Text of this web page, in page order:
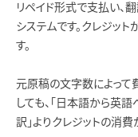
リペイド形式で支払い、
システムです。クレジッ
す。
元原稿の文字数によって
しても、「日本語から英
訳」よりクレジットの消